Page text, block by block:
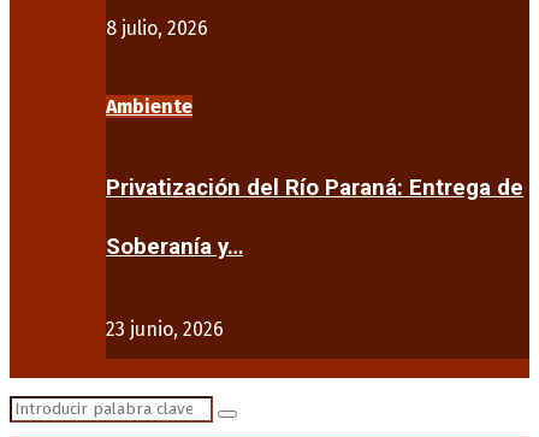
8 julio, 2026
Ambiente
Privatización del Río Paraná: Entrega de
Soberanía y…
23 junio, 2026
Search
Search